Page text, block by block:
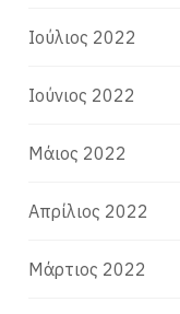
Ιούλιος 2022
Ιούνιος 2022
Μάιος 2022
Απρίλιος 2022
Μάρτιος 2022